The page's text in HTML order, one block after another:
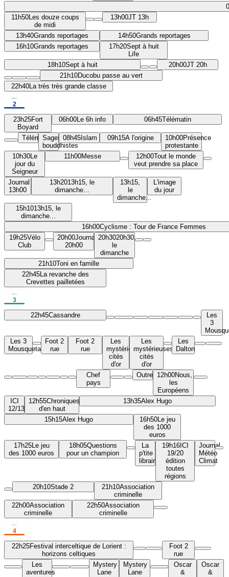
11h50Les douze coups
de midi
13h00JT 13h
13h40Grands reportages 14h50Grands reportages
16h10Grands reportages 17h20Sept à huit
Life
18h10Sept à huit 20h00JT 20h
21h10Ducobu passe au vert
22h40La très très grande classe
23h25Fort
Boyard
06h00Le 6h info 06h45Télématin
TélématinSagesses
bouddhistes
08h45Islam 09h15A l'origine 10h00Présence
protestante
10h30Le
jour du
Seigneur
11h00Messe 12h00Tout le monde
veut prendre sa place
Journal
13h00
13h2013h15, le
dimanche...
13h15,
le
dimanche...
L'image
du jour
15h1013h15, le
dimanche...
16h00Cyclisme : Tour de France Femmes
19h25Vélo
Club
20h00Journal
20h00
20h3020h30,
le
dimanche
21h10Toni en famille
22h45La revanche des
Crevettes pailletées
22h45Cassandre
Les
3
Les 3
Mousquetaires
Foot 2
rue
Foot 2
rue
Les
mystérieuses
cités
d'or
Les
mystérieuses
cités
d'or
Les
Dalton
Chef
pays
Outremer.l'info
12h00Nous,
les
Européens
ICI
12/13
12h55Chroniques
d'en haut
13h35Alex Hugo
15h15Alex Hugo 16h50Le jeu
des 1000
euros
17h25Le jeu
des 1000 euros
18h05Questions
pour un champion
La
p'tite
librairie
19h16ICI
19/20
édition
toutes
régions
Journal
Météo
Climat
20h10Stade 2 21h10Association
criminelle
22h00Association
criminelle
22h50Association
criminelle
22h25Festival interceltique de Lorient :
horizons celtiques
Foot 2
rue
Les
aventures
Mystery
Lane
Mystery
Lane
Oscar
&
Oscar
&